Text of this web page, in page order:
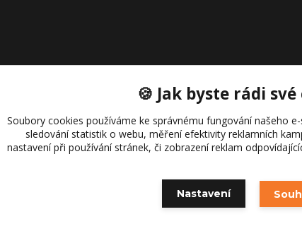
Copyright © 2021 Cajk servis
🍪 Jak byste rádi své
Soubory cookies používáme ke správnému fungování našeho
sledování statistik o webu, měření efektivity reklamních
nastavení při používání stránek, či zobrazení reklam
Nastavení